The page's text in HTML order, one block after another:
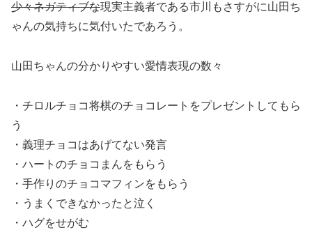
少々ネガティブな現実主義者である市川もさすがに山田ち
ゃんの気持ちに気付いたであろう。
山田ちゃんの分かりやすい愛情表現の数々
・チロルチョコ将棋のチョコレートをプレゼントしてもら
う
・義理チョコはあげてない発言
・ハートのチョコまんをもらう
・手作りのチョコマフィンをもらう
・うまくできなかったと泣く
・ハグをせがむ